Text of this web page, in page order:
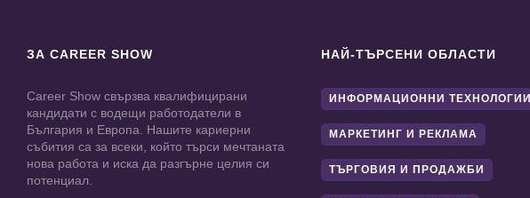
ЗА CAREER SHOW
Career Show свързва квалифицирани
кандидати с водещи работодатели в
България и Европа. Нашите кариерни
събития са за всеки, който търси мечтаната
нова работа и иска да разгърне целия си
потенциал.
НАЙ-ТЪРСЕНИ ОБЛАСТИ
ИНФОРМАЦИОННИ ТЕХНОЛОГИИ
МАРКЕТИНГ И РЕКЛАМА
ТЪРГОВИЯ И ПРОДАЖБИ